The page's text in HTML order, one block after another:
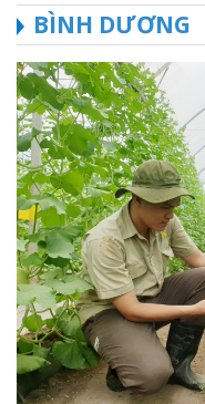
BÌNH DƯƠNG